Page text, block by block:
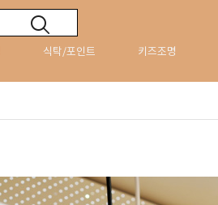
식탁/포인트 키즈조명